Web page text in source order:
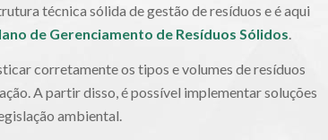
técnica sólida de gestão de resíduos e é aqui
de Gerenciamento de Resíduos Sólidos
corretamente os tipos e volumes de resíduos
A partir disso, é possível implementar soluções
ambiental.